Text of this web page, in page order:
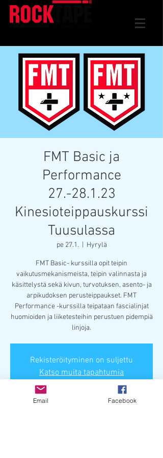
FMT Basic ja
Performance
27.-28.1.23
Kinesioteippauskurssi
Tuusulassa
pe 27.1. Hyrylä
FMT Basic- kurssilla opit teipin
vaikutusmekanismeista, teipin valinnasta ja
käsittelystä sekä kivun, turvotuksen, asento- ja
arpikudoksen perusteippaukset. FMT
Performance -kurssilla teipataan fascialinjat
huomioiden ja liiketesteihin perustuen pidempiä
linjoja.
Rekisteröityminen on suljettu
Katso muita tapahtumia
Email Facebook